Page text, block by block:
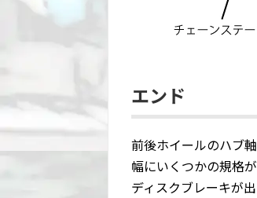
エンド
前後ホイールのハブ
幅にいくつかの規格
ディスクブレーキが